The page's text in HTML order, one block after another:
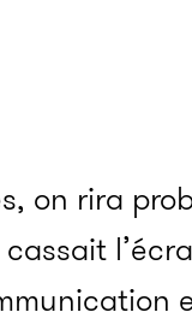
on rira
cassait